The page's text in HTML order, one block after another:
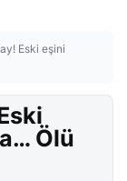
Eski eşini
Ölü